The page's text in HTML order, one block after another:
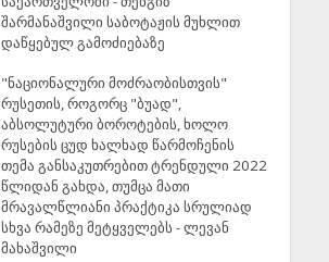
შარმანაშვილი საბოტაჟის მუხლით
დაწყებულ გამოძიებაზე
"ნაციონალური მოძრაობისთვის"
რუსეთის, როგორც "ბუად",
აბსოლუტური ბოროტების, ხოლო
რუსების ცუდ ხალხად წარმოჩენის
თემა განსაკუთრებით ტრენდული 2022
წლიდან გახდა, თუმცა მათი
მრავალწლიანი პრაქტიკა სრულიად
სხვა რამეზე მეტყველებს - ლევან
მახაშვილი